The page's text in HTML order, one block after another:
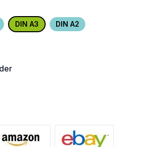
DIN A3 DIN A2